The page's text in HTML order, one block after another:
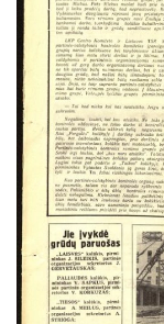
Birželis
Liepa
Rugpjūtis
Rugsėjis
Spalis
Lapkritis
Gruodis